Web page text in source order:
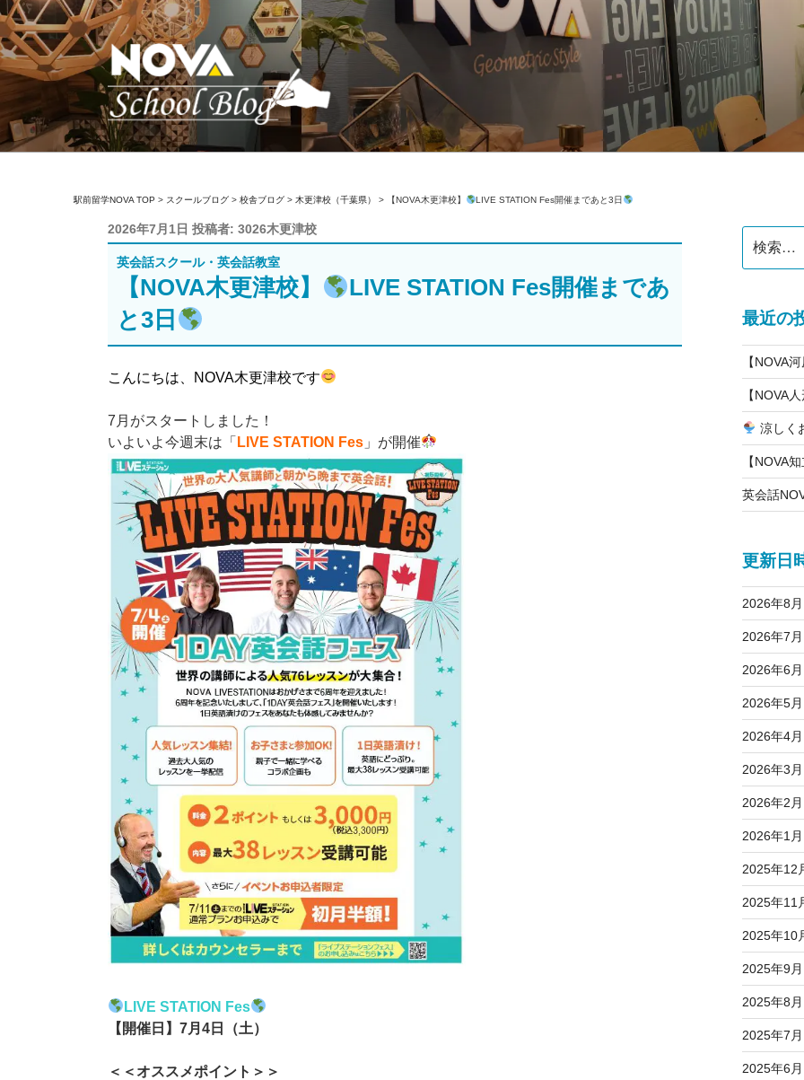
コ
ン
テ
ン
ス
駅前留学NOVA TOP > スクールブログ > 校舎ブログ > 木更津校（千葉県） > 【NOVA木更津校】 LIVE STATION Fes開催まであと3日
投
稿
日:
2026年7月1日 投稿者: 3026木更津校
英会話スクール・英会話教室
【NOVA木更津校】
LIVE STATION Fes開催まであ
と3日
こんにちは、NOVA木更津校です
7月がスタートしました！
いよいよ今週末は「 LIVE STATION Fes 」が開催
LIVE STATION Fes
【開催日】7月4日（土）
＜＜オススメポイント＞＞
索:
最近の
【NOVA
【NOVA
涼しく
【NOVA知
英会話
更新日
2026年8月
2026年7月
2026年6月
2026年5月
2026年4月
2026年3月
2026年2月
2026年1月
2025年12
2025年11
2025年10
2025年9月
2025年8月
2025年7月
2025年6月